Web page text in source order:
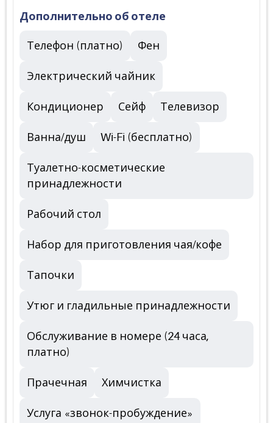
Дополнительно об отеле
Телефон (платно) Фен
Электрический чайник
Кондиционер Сейф Телевизор
Ванна/душ Wi-Fi (бесплатно)
Туалетно-косметические
принадлежности
Рабочий стол
Набор для приготовления чая/кофе
Тапочки
Утюг и гладильные принадлежности
Обслуживание в номере (24 часа,
платно)
Прачечная Химчистка
Услуга «звонок-пробуждение»